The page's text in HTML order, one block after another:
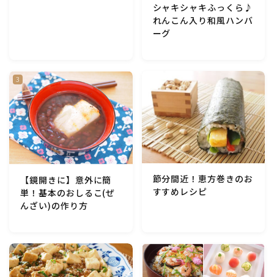
もやし・豆苗・たけのこ・せり・ふき・その他山菜料理
洋菓子 (焼き菓子)
洋菓子 (冷菓)
洋菓子 (その他)
マクロビスイーツ・自然派おやつ
シャキシャキふっくら♪
れんこん入り和風ハンバ
ーグ
【鏡開きに】意外に簡
単！基本のおしるこ(ぜ
んざい)の作り方
節分間近！恵方巻きのお
すすめレシピ